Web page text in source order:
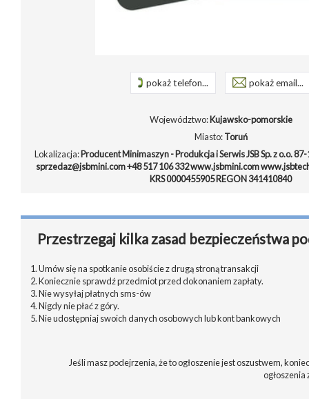
pokaż telefon... pokaż email...
Województwo:Kujawsko-pomorskie
Miasto:Toruń
Lokalizacja:Producent Minimaszyn - Produkcja i Serwis JSB Sp. z o.o.
sprzedaz@jsbmini.com +48 517 106 332 www.jsbmini.com
KRS 0000455905 REGON 341410840
Przestrzegaj kilka zasad bezpieczeństwa
1. Umów się na spotkanie osobiście z drugą stroną transakcji
2. Koniecznie sprawdź przedmiot przed dokonaniem zapłaty.
3. Nie wysyłaj płatnych sms-ów
4. Nigdy nie płać z góry.
5. Nie udostępniaj swoich danych osobowych lub kont bankowych
Jeśli masz podejrzenia, że to ogłoszenie jest oszustwem,